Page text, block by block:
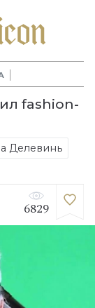
fashion-
Делевинь
6829